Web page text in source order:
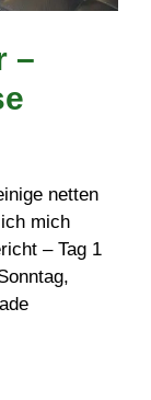
–
netten
mich
– Tag 1